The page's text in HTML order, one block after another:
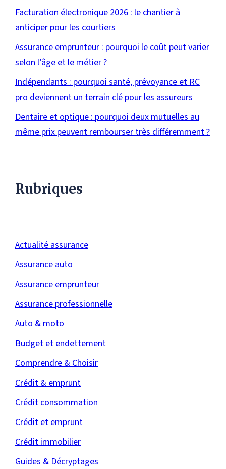
Facturation électronique 2026 : le chantier à
anticiper pour les courtiers
Assurance emprunteur : pourquoi le coût peut varier
selon l’âge et le métier ?
Indépendants : pourquoi santé, prévoyance et RC
pro deviennent un terrain clé pour les assureurs
Dentaire et optique : pourquoi deux mutuelles au
même prix peuvent rembourser très différemment ?
Rubriques
Actualité assurance
Assurance auto
Assurance emprunteur
Assurance professionnelle
Auto & moto
Budget et endettement
Comprendre & Choisir
Crédit & emprunt
Crédit consommation
Crédit et emprunt
Crédit immobilier
Guides & Décryptages